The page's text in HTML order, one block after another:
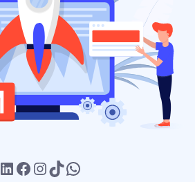
LinkedIn
Facebook
Instagram
TikTokWhatsApp